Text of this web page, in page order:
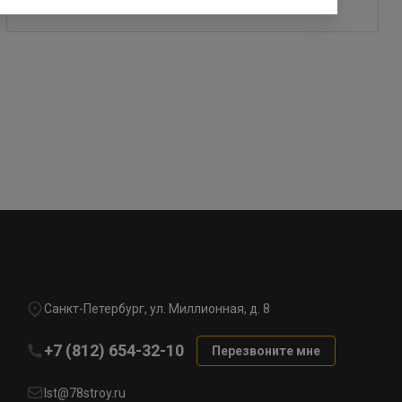
Санкт-Петербург, ул. Миллионная, д. 8
+7 (812) 654-32-10 Перезвоните мне
lst@78stroy.ru